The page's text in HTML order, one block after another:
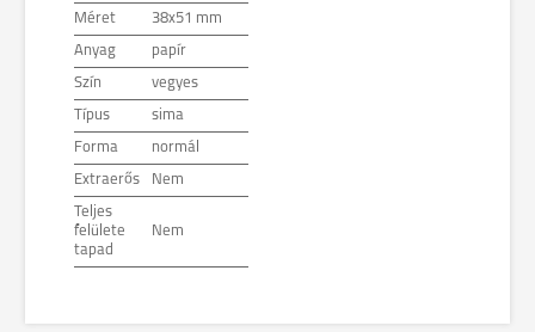
Méret 38x51 mm
Anyag papír
Szín vegyes
Típus sima
Forma normál
Extraerős Nem
Teljes
felülete
tapad
Nem